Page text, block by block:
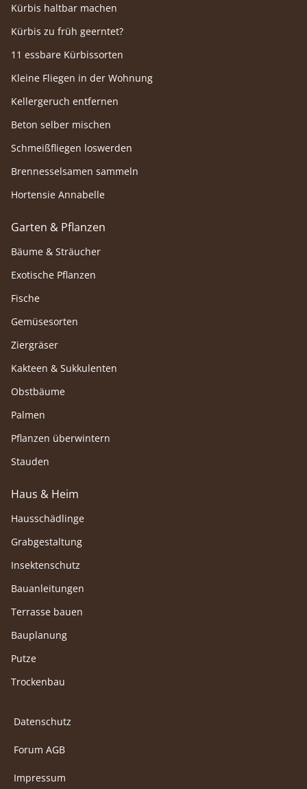
Kürbis haltbar machen
Kürbis zu früh geerntet?
11 essbare Kürbissorten
Kleine Fliegen in der Wohnung
Kellergeruch entfernen
Beton selber mischen
Schmeißfliegen loswerden
Brennesselsamen sammeln
Hortensie Annabelle
Garten & Pflanzen
Bäume & Sträucher
Exotische Pflanzen
Fische
Gemüsesorten
Ziergräser
Kakteen & Sukkulenten
Obstbäume
Palmen
Pflanzen überwintern
Stauden
Haus & Heim
Hausschädlinge
Grabgestaltung
Insektenschutz
Bauanleitungen
Terrasse bauen
Bauplanung
Putze
Trockenbau
Datenschutz
Forum AGB
Impressum